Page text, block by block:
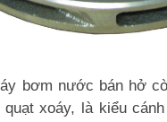
bơm nước bán hở
xoáy, là kiểu